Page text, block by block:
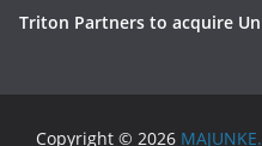
Triton Partners to acquire
Copyright © 2026